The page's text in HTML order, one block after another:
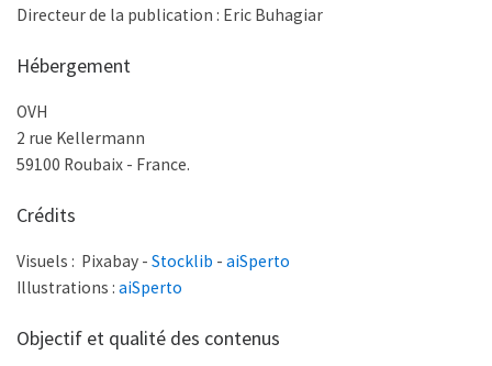
Directeur de la publication : Eric Buhagiar
Hébergement
OVH
2 rue Kellermann
59100 Roubaix - France.
Crédits
Visuels : Pixabay - Stocklib - aiSperto
Illustrations : aiSperto
Objectif et qualité des contenus